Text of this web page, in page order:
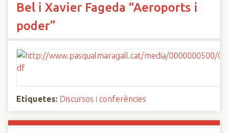
Bel i Xavier Fageda “Aeroports i
poder”
Etiquetes: Discursos i conferències